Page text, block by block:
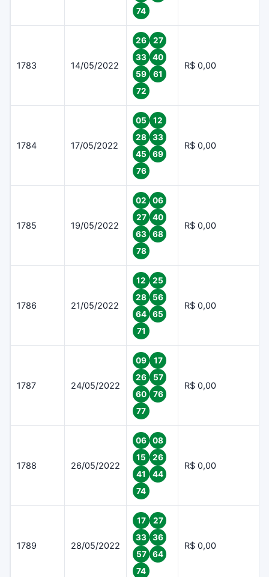
74
1783 14/05/2022
26
27
33
40
59
61
72
R$ 0,00
1784 17/05/2022
05
12
28
33
45
69
76
R$ 0,00
1785 19/05/2022
02
06
27
40
63
68
78
R$ 0,00
1786 21/05/2022
12
25
28
56
64
65
71
R$ 0,00
1787 24/05/2022
09
17
26
57
60
76
77
R$ 0,00
1788 26/05/2022
06
08
15
26
41
44
74
R$ 0,00
1789 28/05/2022
17
27
33
36
57
64
74
R$ 0,00